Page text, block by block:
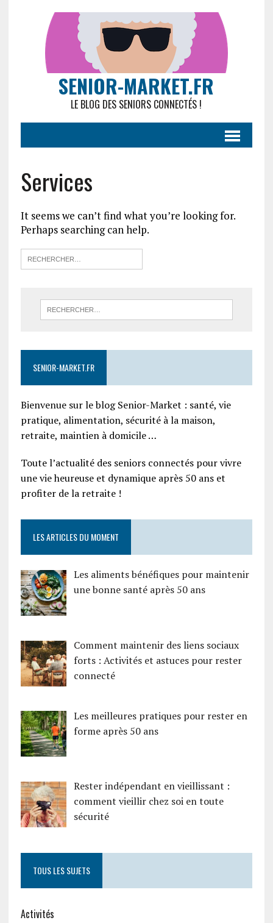
SENIOR-MARKET.FR
LE BLOG DES SENIORS CONNECTÉS !
Services
It seems we can’t find what you’re looking for.
Perhaps searching can help.
SENIOR-MARKET.FR
Bienvenue sur le blog Senior-Market : santé, vie
pratique, alimentation, sécurité à la maison,
retraite, maintien à domicile …
Toute l’actualité des seniors connectés pour vivre
une vie heureuse et dynamique après 50 ans et
profiter de la retraite !
LES ARTICLES DU MOMENT
Les aliments bénéfiques pour maintenir
une bonne santé après 50 ans
Comment maintenir des liens sociaux
forts : Activités et astuces pour rester
connecté
Les meilleures pratiques pour rester en
forme après 50 ans
Rester indépendant en vieillissant :
comment vieillir chez soi en toute
sécurité
TOUS LES SUJETS
Activités